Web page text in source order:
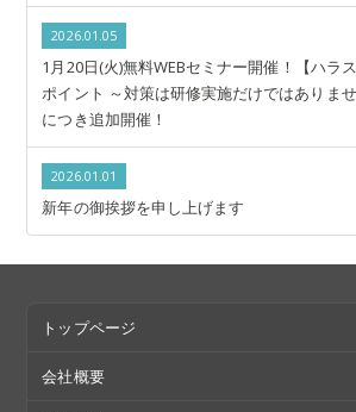
2026.01.05
1月20日(火)無料WEBセミナー開催！【ハラ
ポイント ～対策は研修実施だけではありま
につき追加開催！
2026.01.01
新年の御挨拶を申し上げます
トップページ
会社概要